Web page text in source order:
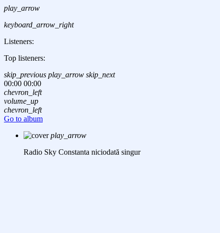
play_arrow
keyboard_arrow_right
Listeners:
Top listeners:
skip_previous play_arrow skip_next
00:00 00:00
chevron_left
volume_up
chevron_left
Go to album
play_arrow
Radio Sky Constanta niciodată singur